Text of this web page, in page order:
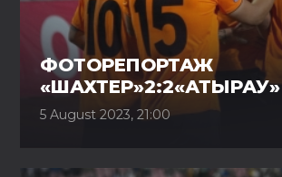
ФОТОРЕПОРТАЖ
«ШАХТЕР»2:2«АТЫРАУ»
5 August 2023, 21:00